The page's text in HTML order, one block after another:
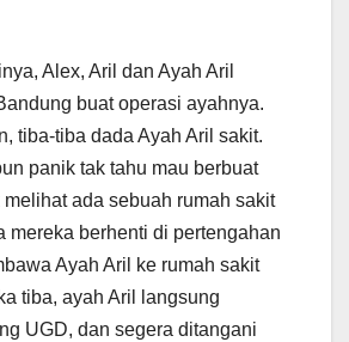
Alex, Aril dan Ayah Aril
buat operasi ayahnya.
tiba-tiba dada Ayah Aril sakit.
panik tak tahu mau berbuat
ada sebuah rumah sakit
mereka berhenti di pertengahan
Ayah Aril ke rumah sakit
tiba, ayah Aril langsung
UGD, dan segera ditangani